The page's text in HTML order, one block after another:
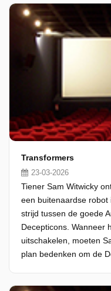
Transformers
23-03-2026
Tiener Sam Witwicky
een buitenaardse robot
strijd tussen de goede
Decepticons. Wanneer
uitschakelen, moeten
plan bedenken om de